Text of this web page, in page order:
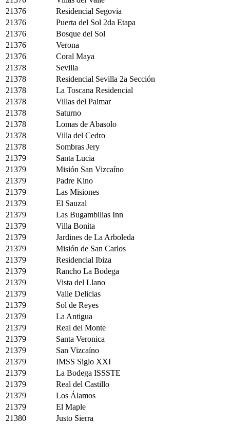
21376
Residencial Segovia
21376
Puerta del Sol 2da Etapa
21376
Bosque del Sol
21376
Verona
21376
Coral Maya
21378
Sevilla
21378
Residencial Sevilla 2a Sección
21378
La Toscana Residencial
21378
Villas del Palmar
21378
Saturno
21378
Lomas de Abasolo
21378
Villa del Cedro
21378
Sombras Jery
21379
Santa Lucia
21379
Misión San Vizcaíno
21379
Padre Kino
21379
Las Misiones
21379
El Sauzal
21379
Las Bugambilias Inn
21379
Villa Bonita
21379
Jardines de La Arboleda
21379
Misión de San Carlos
21379
Residencial Ibiza
21379
Rancho La Bodega
21379
Vista del Llano
21379
Valle Delicias
21379
Sol de Reyes
21379
La Antigua
21379
Real del Monte
21379
Santa Veronica
21379
San Vizcaíno
21379
IMSS Siglo XXI
21379
La Bodega ISSSTE
21379
Real del Castillo
21379
Los Álamos
21379
El Maple
21380
Justo Sierra